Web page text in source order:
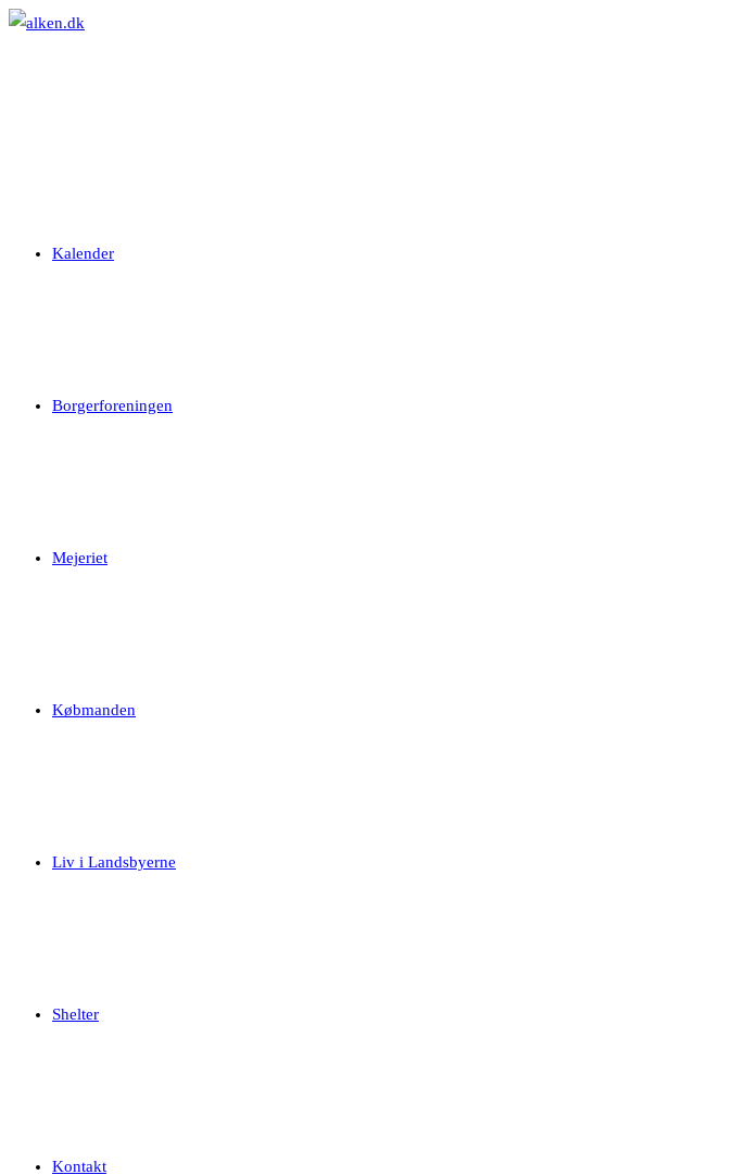
Skip
Kalender
Borgerforeningen
Mejeriet
Købmanden
Liv i Landsbyerne
Shelter
Kontakt